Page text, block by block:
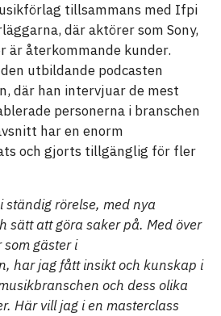
tillsammans med Ifpi
där aktörer som Sony,
är återkommande kunder.
utbildande podcasten
där han intervjuar de mest
personerna i branschen
har en enorm
och gjorts tillgänglig för fler
ständig rörelse, med nya
sätt att göra saker på. Med över
gäster i
har jag fått insikt och kunskap i
och dess olika
Här vill jag i en masterclass